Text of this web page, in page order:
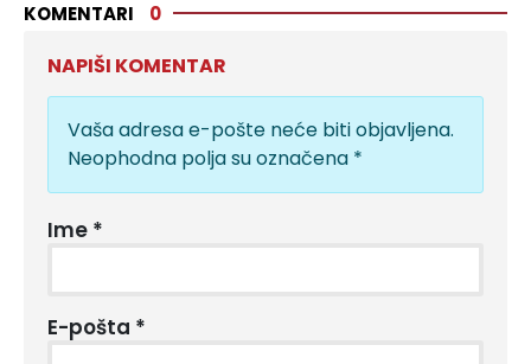
KOMENTARI 0
NAPIŠI KOMENTAR
Vaša adresa e-pošte neće biti objavljena.
Neophodna polja su označena *
Ime *
E-pošta *